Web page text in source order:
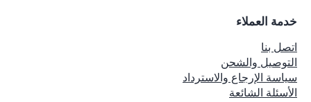
خدمة العملاء
اتصل بنا
التوصيل والشحن
سياسة الإرجاع والاسترداد
الأسئلة الشائعة